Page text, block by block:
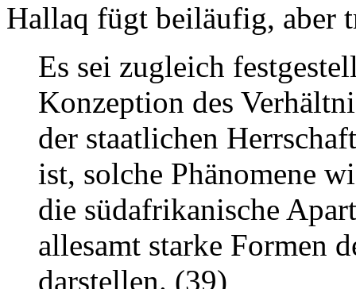
Hallaq fügt beiläufig, aber
Es sei zugleich
Konzeption des
der staatlichen
ist, solche Phänomene
die südafrikanische
allesamt starke Formen
darstellen. (39)